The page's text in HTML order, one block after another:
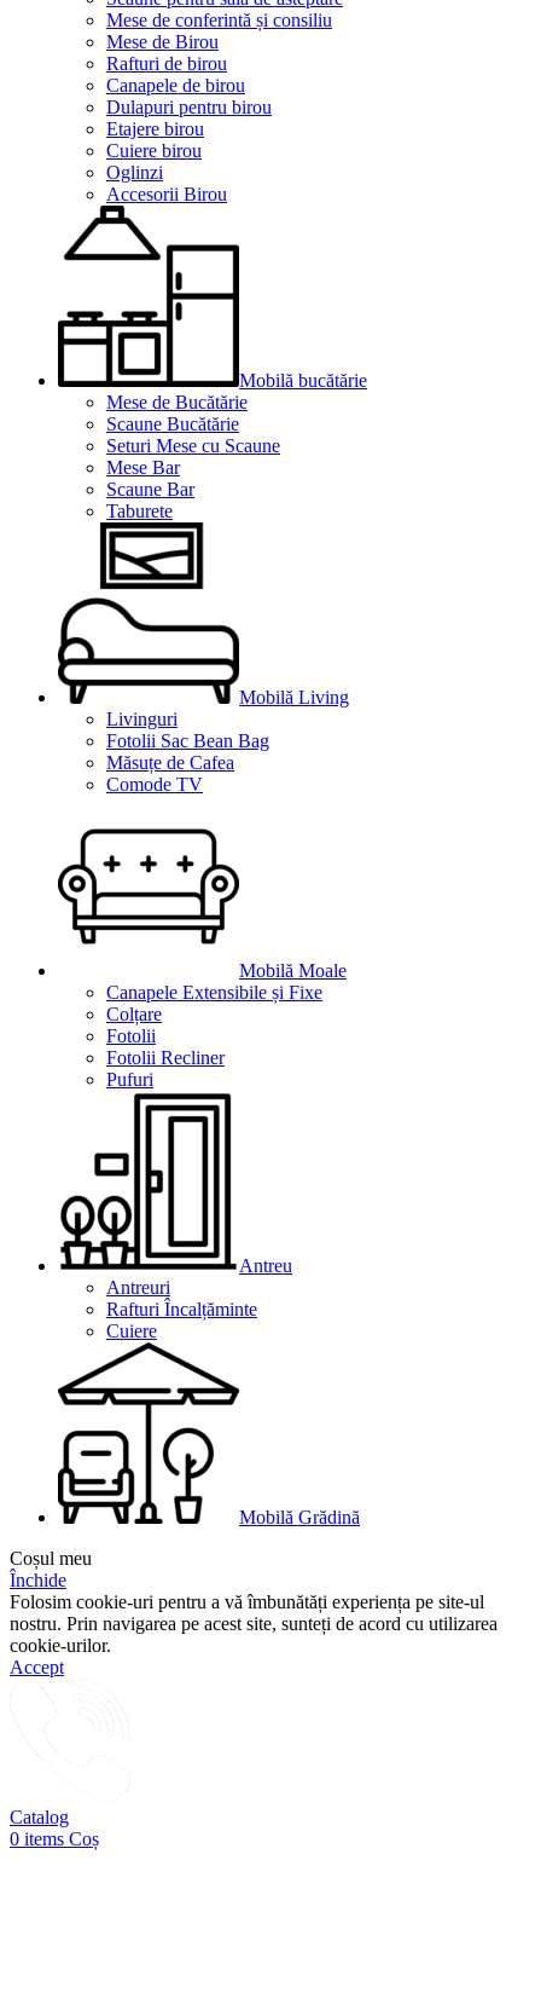
Mese de conferintă și consiliu
Mese de Birou
Rafturi de birou
Canapele de birou
Dulapuri pentru birou
Etajere birou
Cuiere birou
Oglinzi
Accesorii Birou
Mobilă bucătărie
Mese de Bucătărie
Scaune Bucătărie
Seturi Mese cu Scaune
Mese Bar
Scaune Bar
Taburete
Mobilă Living
Livinguri
Fotolii Sac Bean Bag
Măsuțe de Cafea
Comode TV
Mobilă Moale
Canapele Extensibile și Fixe
Colțare
Fotolii
Fotolii Recliner
Pufuri
Antreu
Antreuri
Rafturi Încalțăminte
Cuiere
Mobilă Grădină
Coșul meu
Închide
Folosim cookie-uri pentru a vă îmbunătăți experiența pe site-ul
nostru. Prin navigarea pe acest site, sunteți de acord cu utilizarea
cookie-urilor.
Accept
Catalog
0 items Coș